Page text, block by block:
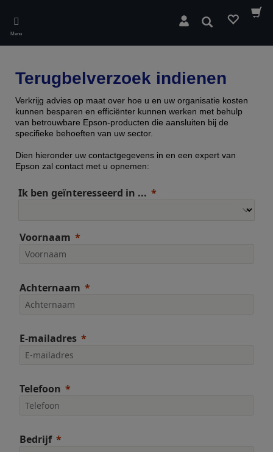
main
content
Menu
Zoeken
Terugbelverzoek indienen
Verkrijg advies op maat over hoe u en uw organisatie kosten
kunnen besparen en efficiënter kunnen werken met behulp
van betrouwbare Epson-producten die aansluiten bij de
specifieke behoeften van uw sector.
Dien hieronder uw contactgegevens in en een expert van
Epson zal contact met u opnemen:
Ik ben geïnteresseerd in ...
Voornaam
Achternaam
E-mailadres
Telefoon
Bedrijf